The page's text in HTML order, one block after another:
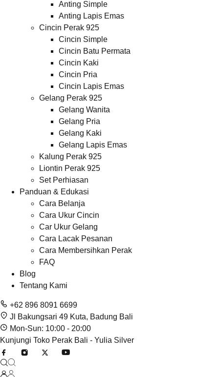
Anting Simple
Anting Lapis Emas
Cincin Perak 925
Cincin Simple
Cincin Batu Permata
Cincin Kaki
Cincin Pria
Cincin Lapis Emas
Gelang Perak 925
Gelang Wanita
Gelang Pria
Gelang Kaki
Gelang Lapis Emas
Kalung Perak 925
Liontin Perak 925
Set Perhiasan
Panduan & Edukasi
Cara Belanja
Cara Ukur Cincin
Car Ukur Gelang
Cara Lacak Pesanan
Cara Membersihkan Perak
FAQ
Blog
Tentang Kami
+62 896 8091 6699
Jl Bakungsari 49 Kuta, Badung Bali
Mon-Sun: 10:00 - 20:00
Kunjungi Toko Perak Bali - Yulia Silver